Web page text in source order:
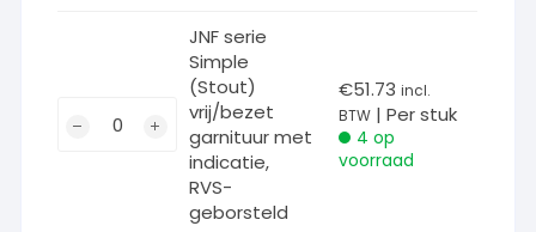
JNF serie
Simple
(Stout)
vrij/bezet
garnituur met
indicatie,
RVS-
geborsteld
€51.73 incl.
BTW | Per stuk
4 op
voorraad